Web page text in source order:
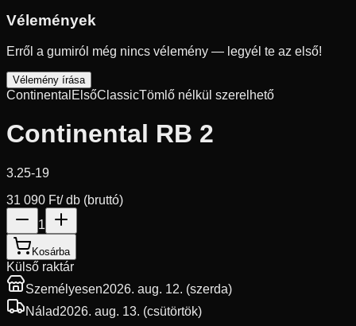
Vélemények
Erről a gumiról még nincs vélemény — legyél te az első!
Vélemény írása
Continental ElsőClassicTömlő nélkül szerelhető
Continental RB 2
3.25-19
31 090 Ft/ db (bruttó)
1
Kosárba
Külső raktár
Személyesen2026. aug. 12. (szerda)
Nálad2026. aug. 13. (csütörtök)